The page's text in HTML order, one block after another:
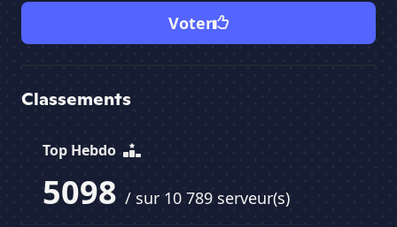
Voter
Classements
Top Hebdo
5098 / sur 10 789 serveur(s)